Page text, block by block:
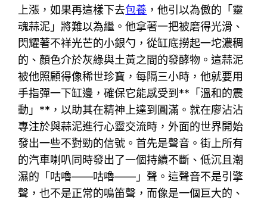
上漲，如果再這樣下去包養 ，他引以為傲的「靈
魂蒜泥」將難以為繼。他拿著一把被磨得光滑、
閃耀著不祥光芒的小銀勺，從缸底撈起一坨濃稠
的、顏色介於灰綠與土黃之間的發酵物。這蒜泥
被他照顧得像稀世珍寶，每隔三小時，他就要用
手指彈一下缸邊，確保它能感受到**「溫和的震
動」**，以助其在精神上達到圓滿。就在廖沾沾
專注於與蒜泥進行心靈交流時，外面的世界開始
發出一些不對勁的信號。首先是聲音。街上所有
的汽車喇叭同時發出了一個持續不斷、低沉且潮
濕的「咕嚕——咕嚕——」聲。這聲音不是引擎
聲，也不是正常的鳴笛聲，而像是一個巨大的、